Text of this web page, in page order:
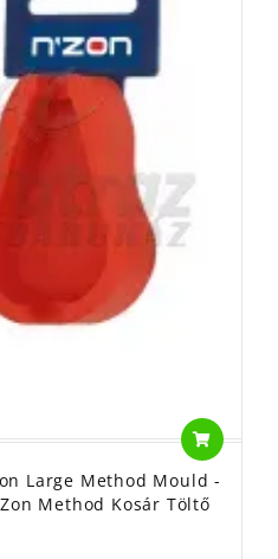
Large Method Mould -
Method Kosár Töltő